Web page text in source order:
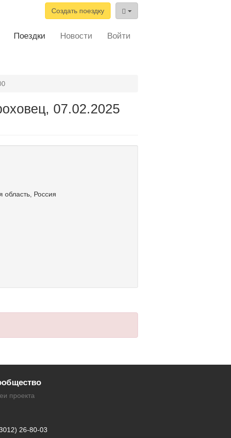
Создать поездку
Поездки Новости Войти
07.02.2025
область, Россия
проекта
26-80-03